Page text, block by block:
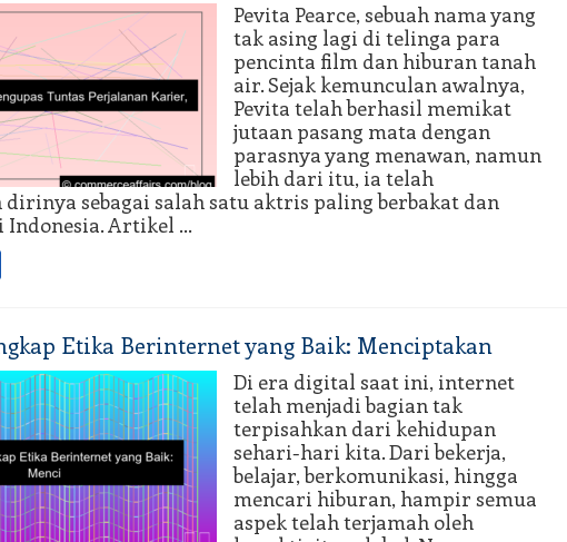
Pevita Pearce, sebuah nama yang
tak asing lagi di telinga para
pencinta film dan hiburan tanah
air. Sejak kemunculan awalnya,
Pevita telah berhasil memikat
jutaan pasang mata dengan
parasnya yang menawan, namun
lebih dari itu, ia telah
sebagai salah satu aktris paling berbakat dan
Indonesia. Artikel …
Etika Berinternet yang Baik: Menciptakan
Di era digital saat ini, internet
telah menjadi bagian tak
terpisahkan dari kehidupan
sehari-hari kita. Dari bekerja,
belajar, berkomunikasi, hingga
mencari hiburan, hampir semua
aspek telah terjamah oleh